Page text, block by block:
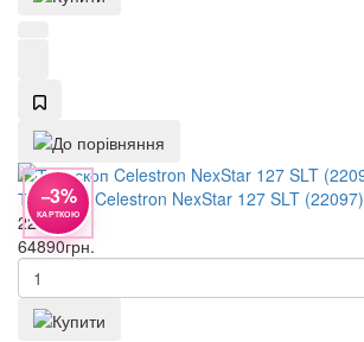
−3%
КАРТКОЮ
Телескоп Celestron NexStar 127 SLT (22097)
22097
64890грн.